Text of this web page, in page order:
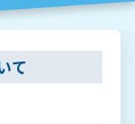
て